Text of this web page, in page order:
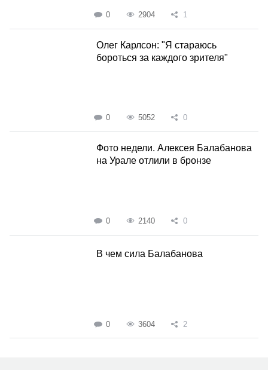
0 2904 1
Олег Карлсон: "Я стараюсь
бороться за каждого зрителя"
0 5052 0
Фото недели. Алексея Балабанова
на Урале отлили в бронзе
0 2140 0
В чем сила Балабанова
0 3604 2